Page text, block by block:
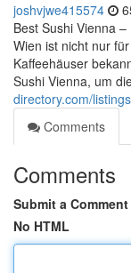
joshvjwe415574
Best Sushi Vienna
Wien ist nicht nur
Kaffeehäuser
Sushi Vienna, um
directory.com/
Comments
Comments
Submit a Comment
No HTML